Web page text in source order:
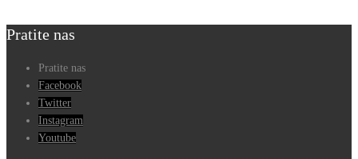
Pratite nas
Pratite nas
Facebook
Twitter
Instagram
Youtube